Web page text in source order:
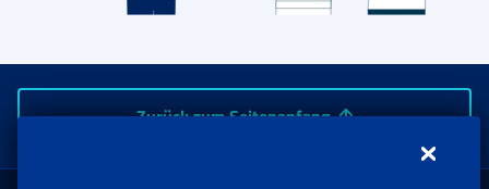
Zurück zum Seitenanfang